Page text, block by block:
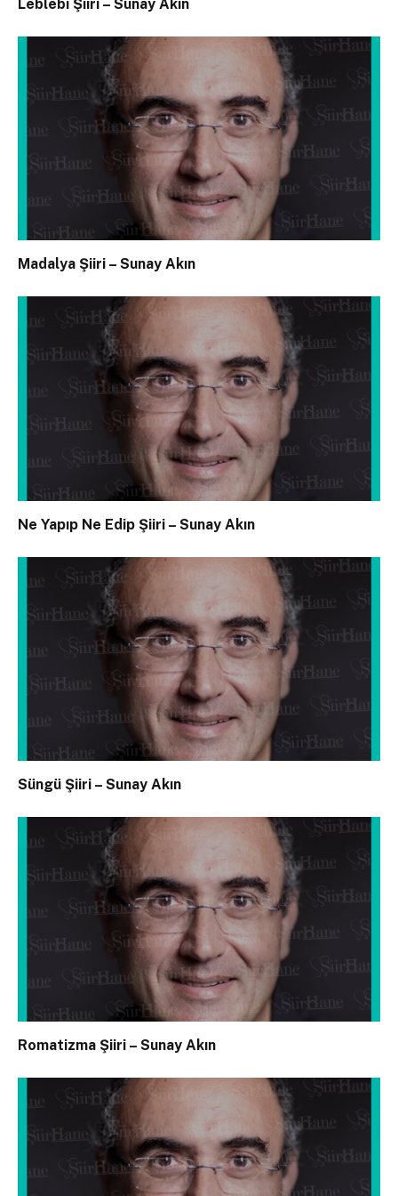
Leblebi Şiiri – Sunay Akın
Madalya Şiiri – Sunay Akın
Ne Yapıp Ne Edip Şiiri – Sunay Akın
Süngü Şiiri – Sunay Akın
Romatizma Şiiri – Sunay Akın